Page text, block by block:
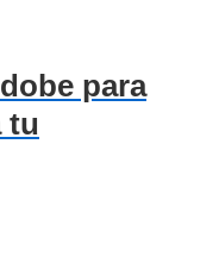
para
tu